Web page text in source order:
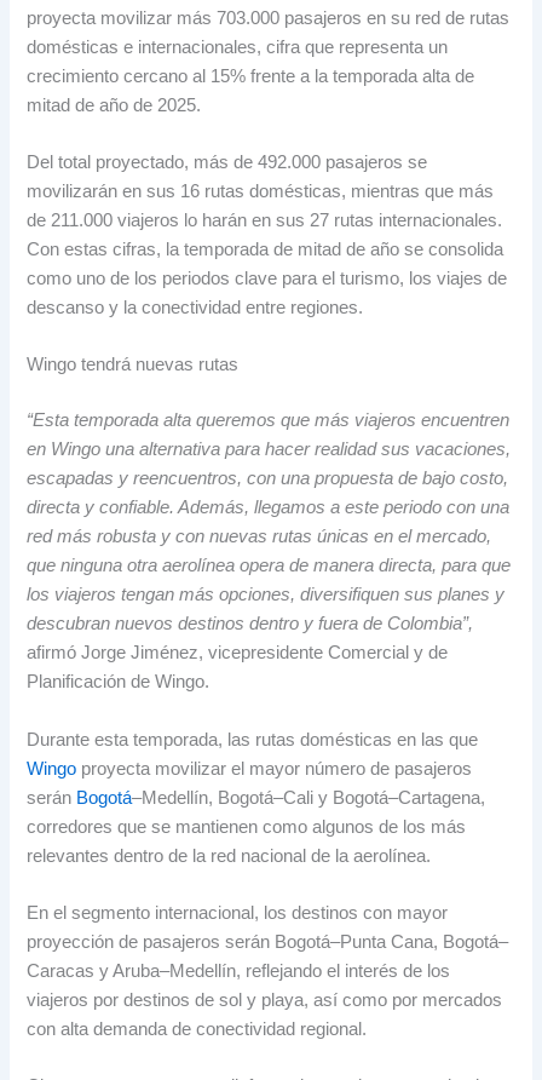
proyecta movilizar más 703.000 pasajeros en su red de rutas
domésticas e internacionales, cifra que representa un
crecimiento cercano al 15% frente a la temporada alta de
mitad de año de 2025.
Del total proyectado, más de 492.000 pasajeros se
movilizarán en sus 16 rutas domésticas, mientras que más
de 211.000 viajeros lo harán en sus 27 rutas internacionales.
Con estas cifras, la temporada de mitad de año se consolida
como uno de los periodos clave para el turismo, los viajes de
descanso y la conectividad entre regiones.
Wingo tendrá nuevas rutas
“Esta temporada alta queremos que más viajeros encuentren
en Wingo una alternativa para hacer realidad sus vacaciones,
escapadas y reencuentros, con una propuesta de bajo costo,
directa y confiable. Además, llegamos a este periodo con una
red más robusta y con nuevas rutas únicas en el mercado,
que ninguna otra aerolínea opera de manera directa, para que
los viajeros tengan más opciones, diversifiquen sus planes y
descubran nuevos destinos dentro y fuera de Colombia”,
afirmó Jorge Jiménez, vicepresidente Comercial y de
Planificación de Wingo.
Durante esta temporada, las rutas domésticas en las que
Wingo proyecta movilizar el mayor número de pasajeros
serán Bogotá–Medellín, Bogotá–Cali y Bogotá–Cartagena,
corredores que se mantienen como algunos de los más
relevantes dentro de la red nacional de la aerolínea.
En el segmento internacional, los destinos con mayor
proyección de pasajeros serán Bogotá–Punta Cana, Bogotá–
Caracas y Aruba–Medellín, reflejando el interés de los
viajeros por destinos de sol y playa, así como por mercados
con alta demanda de conectividad regional.